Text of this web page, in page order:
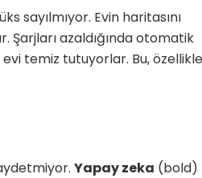
sayılmıyor. Evin haritasını
Şarjları azaldığında otomatik
temiz tutuyorlar. Bu, özellikle
Yapay zeka (bold)